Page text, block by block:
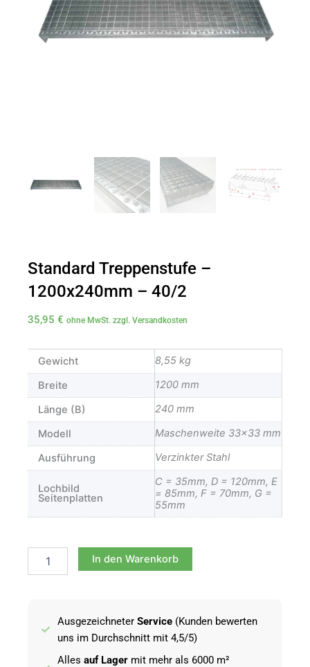
Standard Treppenstufe –
1200x240mm – 40/2
35,95 € ohne MwSt. zzgl. Versandkosten
Gewicht
8,55 kg
Breite
1200 mm
Länge (B)
240 mm
Modell
Maschenweite 33×33 mm
Ausführung
Verzinkter Stahl
Lochbild
Seitenplatten
C = 35mm, D = 120mm, E
= 85mm, F = 70mm, G =
55mm
Menge
In den Warenkorb
Ausgezeichneter Service (Kunden bewerten
uns im Durchschnitt mit 4,5/5)
Alles auf Lager mit mehr als 6000 m²